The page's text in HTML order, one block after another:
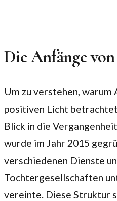
Die Anfänge
Um zu verstehen, warum
positiven Licht
Blick in die
wurde im Jahr 2015
verschiedenen Dienste
Tochtergesellschaften
vereinte. Diese Struktur